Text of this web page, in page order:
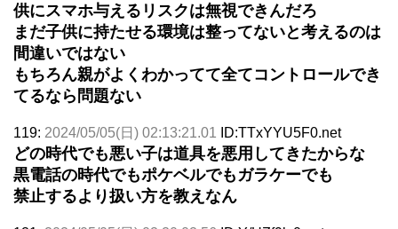
供にスマホ与えるリスクは無視できんだろ
まだ子供に持たせる環境は整ってないと考えるのは
間違いではない
もちろん親がよくわかってて全てコントロールでき
てるなら問題ない
119: 2024/05/05(日) 02:13:21.01 ID:TTxYYU5F0.net
どの時代でも悪い子は道具を悪用してきたからな
黒電話の時代でもポケベルでもガラケーでも
禁止するより扱い方を教えなん